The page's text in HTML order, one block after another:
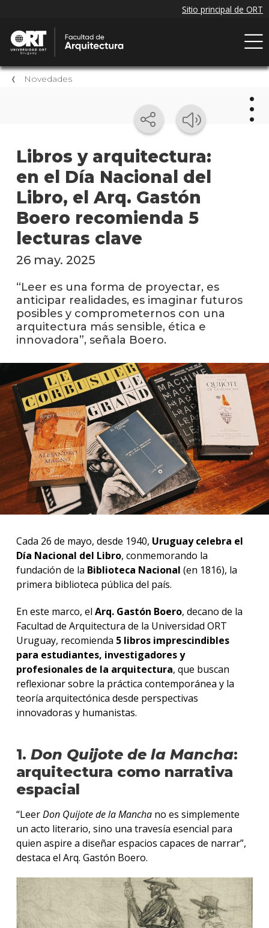
Novedades
Libros y arquitectura:
en el Día Nacional del
Libro, el Arq. Gastón
Boero recomienda 5
lecturas clave
Blog
La
en
los
26 may. 2025
“Leer es una forma de proyectar, es
anticipar realidades, es imaginar futuros
posibles y comprometernos con una
arquitectura más sensible, ética e
innovadora”, señala Boero.
Cada 26 de mayo, desde 1940, Uruguay celebra el
Día Nacional del Libro, conmemorando la
fundación de la Biblioteca Nacional (en 1816), la
primera biblioteca pública del país.
En este marco, el Arq. Gastón Boero, decano de la
Facultad de Arquitectura de la Universidad ORT
Uruguay, recomienda 5 libros imprescindibles
para estudiantes, investigadores y
profesionales de la arquitectura, que buscan
reflexionar sobre la práctica contemporánea y la
teoría arquitectónica desde perspectivas
innovadoras y humanistas.
1. Don Quijote de la Mancha:
arquitectura como narrativa
espacial
“LeerDon Quijote de la Manchano es simplemente
un acto literario, sino una travesía esencial para
quien aspire a diseñar espacios capaces de narrar”,
destaca el Arq. Gastón Boero.